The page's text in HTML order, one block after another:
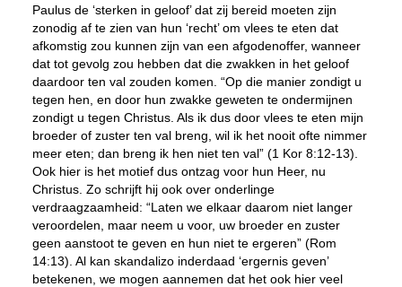
Paulus de ‘sterken in geloof’ dat zij bereid moeten zijn
zonodig af te zien van hun ‘recht’ om vlees te eten dat
afkomstig zou kunnen zijn van een afgodenoffer, wanneer
dat tot gevolg zou hebben dat die zwakken in het geloof
daardoor ten val zouden komen. “Op die manier zondigt u
tegen hen, en door hun zwakke geweten te ondermijnen
zondigt u tegen Christus. Als ik dus door vlees te eten mijn
broeder of zuster ten val breng, wil ik het nooit ofte nimmer
meer eten; dan breng ik hen niet ten val” (1 Kor 8:12-13).
Ook hier is het motief dus ontzag voor hun Heer, nu
Christus. Zo schrijft hij ook over onderlinge
verdraagzaamheid: “Laten we elkaar daarom niet langer
veroordelen, maar neem u voor, uw broeder en zuster
geen aanstoot te geven en hun niet te ergeren” (Rom
14:13). Al kan skandalizo inderdaad ‘ergernis geven’
betekenen, we mogen aannemen dat het ook hier veel